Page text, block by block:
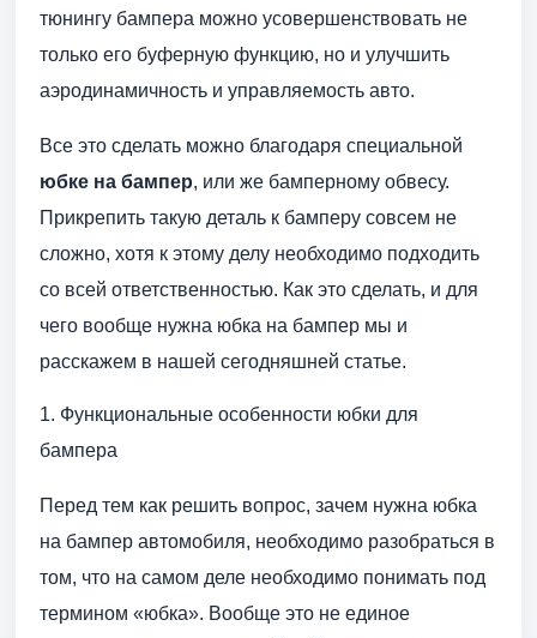
тюнингу бампера можно усовершенствовать не
только его буферную функцию, но и улучшить
аэродинамичность и управляемость авто.
Все это сделать можно благодаря специальной
юбке на бампер, или же бамперному обвесу.
Прикрепить такую деталь к бамперу совсем не
сложно, хотя к этому делу необходимо подходить
со всей ответственностью. Как это сделать, и для
чего вообще нужна юбка на бампер мы и
расскажем в нашей сегодняшней статье.
1. Функциональные особенности юбки для
бампера
Перед тем как решить вопрос, зачем нужна юбка
на бампер автомобиля, необходимо разобраться в
том, что на самом деле необходимо понимать под
термином «юбка». Вообще это не единое